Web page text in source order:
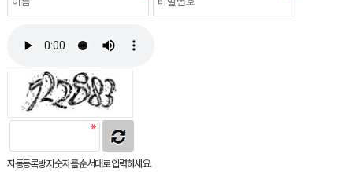
자동등록방지 숫자를 순서대로 입력하세요.